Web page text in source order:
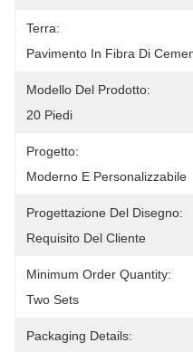
Terra:
Pavimento In Fibra Di
Modello Del Prodotto:
20 Piedi
Progetto:
Moderno E Personalizzabile
Progettazione Del Disegno:
Requisito Del Cliente
Minimum Order Quantity:
Two Sets
Packaging Details: